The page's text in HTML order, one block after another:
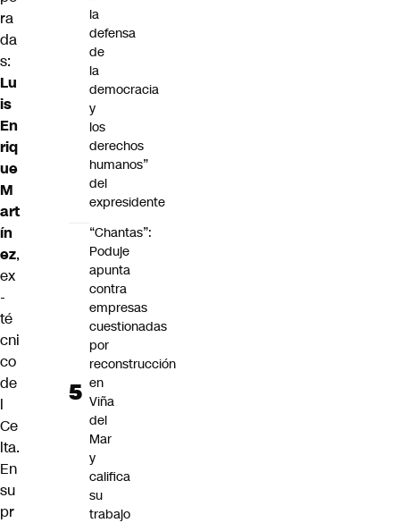
ra
da
s:
Lu
is
En
riq
ue
M
art
ín
ez,
ex
-
té
cni
co
de
l
Ce
lta.
En
su
pr
la
defensa
de
la
democracia
y
los
derechos
humanos”
del
expresidente
“Chantas”:
Poduje
apunta
contra
empresas
cuestionadas
por
reconstrucción
en
Viña
del
Mar
y
califica
su
trabajo